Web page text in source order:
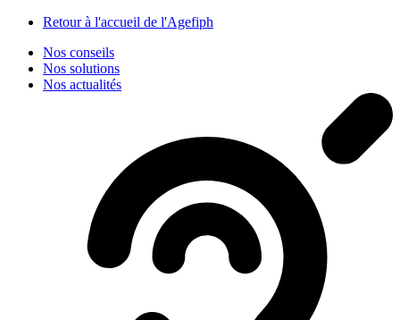
Retour à l'accueil de l'Agefiph
Nos conseils
Nos solutions
Nos actualités